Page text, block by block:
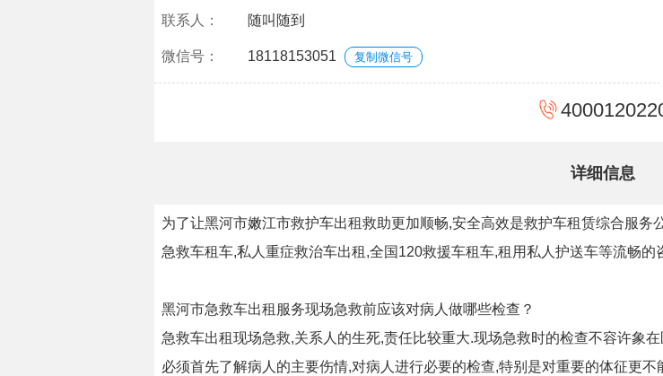
联系人： 随叫随到
微信号： 18118153051 复制微信号
详细信息
为了让黑河市嫩江市救护车出租救助更加顺畅,安全高效是救护车租赁综合服
急救车租车,私人重症救治车出租,全国120救援车租车,租用私人护送车等流畅
黑河市急救车出租服务现场急救前应该对病人做哪些检查？
急救车出租现场急救,关系人的生死,责任比较重大.现场急救时的检查不容许象
必须首先了解病人的主要伤情,对病人进行必要的检查,特别是对重要的体征更